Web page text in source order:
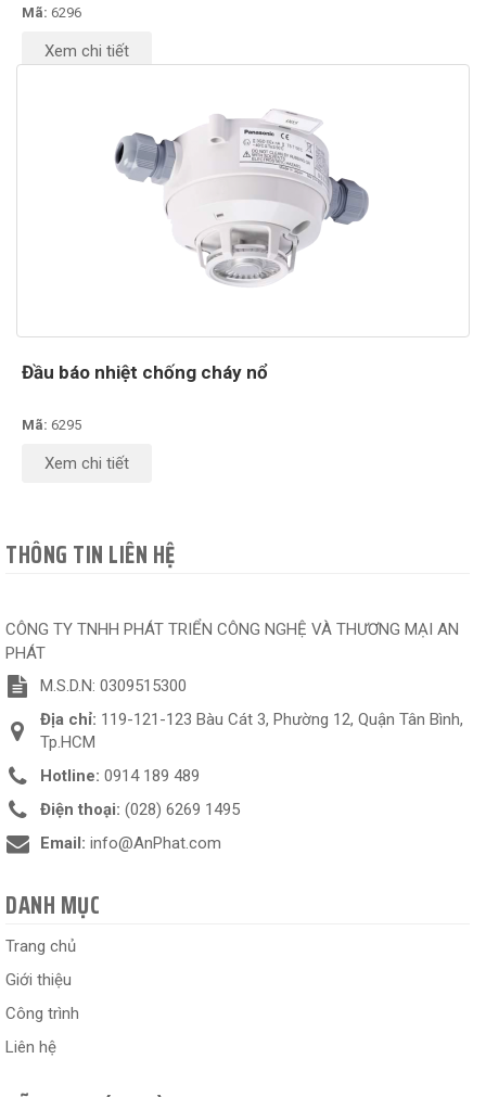
Mã: 6296
Xem chi tiết
Đầu báo nhiệt chống cháy nổ
Mã: 6295
Xem chi tiết
THÔNG TIN LIÊN HỆ
CÔNG TY TNHH PHÁT TRIỂN CÔNG NGHỆ VÀ THƯƠNG MẠI AN
PHÁT
M.S.D.N: 0309515300
Địa chỉ: 119-121-123 Bàu Cát 3, Phường 12, Quận Tân Bình,
Tp.HCM
Hotline: 0914 189 489
Điện thoại: (028) 6269 1495
Email: info@AnPhat.com
DANH MỤC
Trang chủ
Giới thiệu
Công trình
Liên hệ